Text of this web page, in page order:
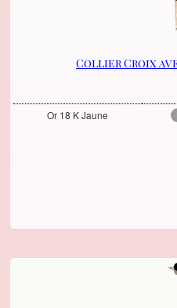
Collier Croix
Or 18 K Jaune